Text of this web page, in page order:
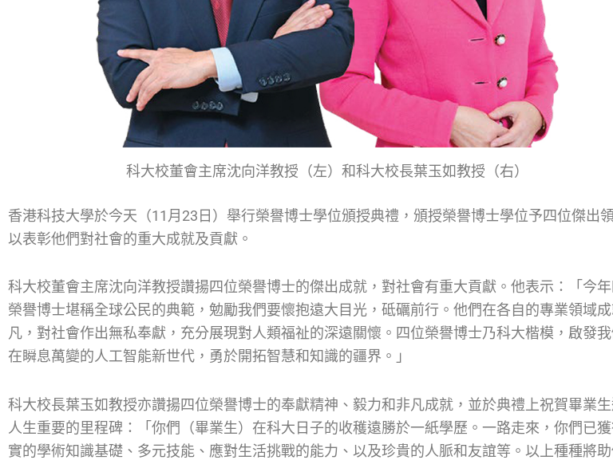
科大校董會主席沈向洋教授（左）和科大校長葉玉如教授（右）
香港科技大學於今天（11月23日）舉行榮譽博士學位頒授典禮，頒授榮譽博士學位予四位傑出領
以表彰他們對社會的重大成就及貢獻。
科大校董會主席沈向洋教授讚揚四位榮譽博士的傑出成就，對社會有重大貢獻。他表示：「今
榮譽博士堪稱全球公民的典範，勉勵我們要懷抱遠大目光，砥礪前行。他們在各自的專業領域
凡，對社會作出無私奉獻，充分展現對人類福祉的深遠關懷。四位榮譽博士乃科大楷模，啟發
在瞬息萬變的人工智能新世代，勇於開拓智慧和知識的疆界。」
科大校長葉玉如教授亦讚揚四位榮譽博士的奉獻精神、毅力和非凡成就，並於典禮上祝賀畢業
人生重要的里程碑：「你們（畢業生）在科大日子的收穫遠勝於一紙學歷。一路走來，你們已
實的學術知識基礎、多元技能、應對生活挑戰的能力、以及珍貴的人脈和友誼等。以上種種將